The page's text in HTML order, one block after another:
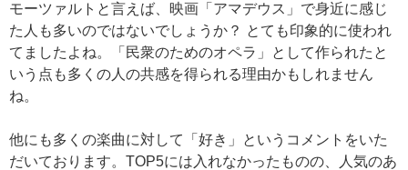
モーツァルトと言えば、映画「アマデウス」で身近に感じ
た人も多いのではないでしょうか？ とても印象的に使われ
てましたよね。「民衆のためのオペラ」として作られたと
いう点も多くの人の共感を得られる理由かもしれません
ね。
他にも多くの楽曲に対して「好き」というコメントをいた
だいております。TOP5には入れなかったものの、人気のあ